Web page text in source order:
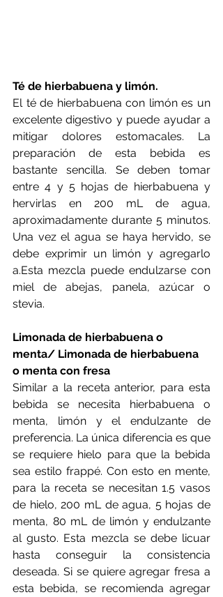
Té de hierbabuena y limón.
El té de hierbabuena con limón es un
excelente digestivo y puede ayudar a
mitigar dolores estomacales. La
preparación de esta bebida es
bastante sencilla. Se deben tomar
entre 4 y 5 hojas de hierbabuena y
hervirlas en 200 mL de agua,
aproximadamente durante 5 minutos.
Una vez el agua se haya hervido, se
debe exprimir un limón y agregarlo
a.Esta mezcla puede endulzarse con
miel de abejas, panela, azúcar o
stevia.
Limonada de hierbabuena o
menta/ Limonada de hierbabuena
o menta con fresa
Similar a la receta anterior, para esta
bebida se necesita hierbabuena o
menta, limón y el endulzante de
preferencia. La única diferencia es que
se requiere hielo para que la bebida
sea estilo frappé. Con esto en mente,
para la receta se necesitan 1.5 vasos
de hielo, 200 mL de agua, 5 hojas de
menta, 80 mL de limón y endulzante
al gusto. Esta mezcla se debe licuar
hasta conseguir la consistencia
deseada. Si se quiere agregar fresa a
esta bebida, se recomienda agregar